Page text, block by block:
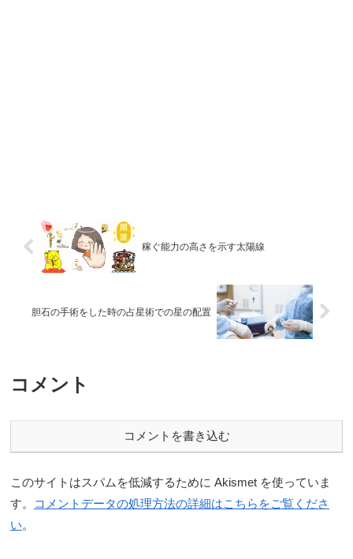
稼ぐ能力の高さを示す太陽線
胆石の手術をした時の占星術での星の配置
コメント
コメントを書き込む
このサイトはスパムを低減するために Akismet を使っていま
す。
コメントデータの処理方法の詳細はこちらをご覧くださ
い。